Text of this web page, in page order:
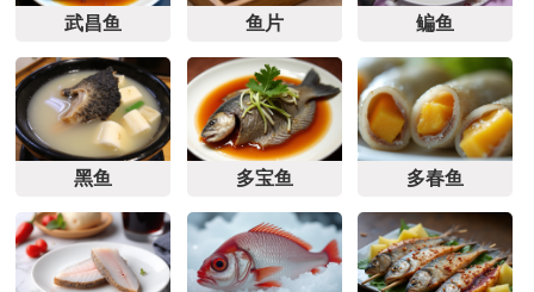
武昌鱼 鱼片 鳊鱼
黑鱼 多宝鱼 多春鱼